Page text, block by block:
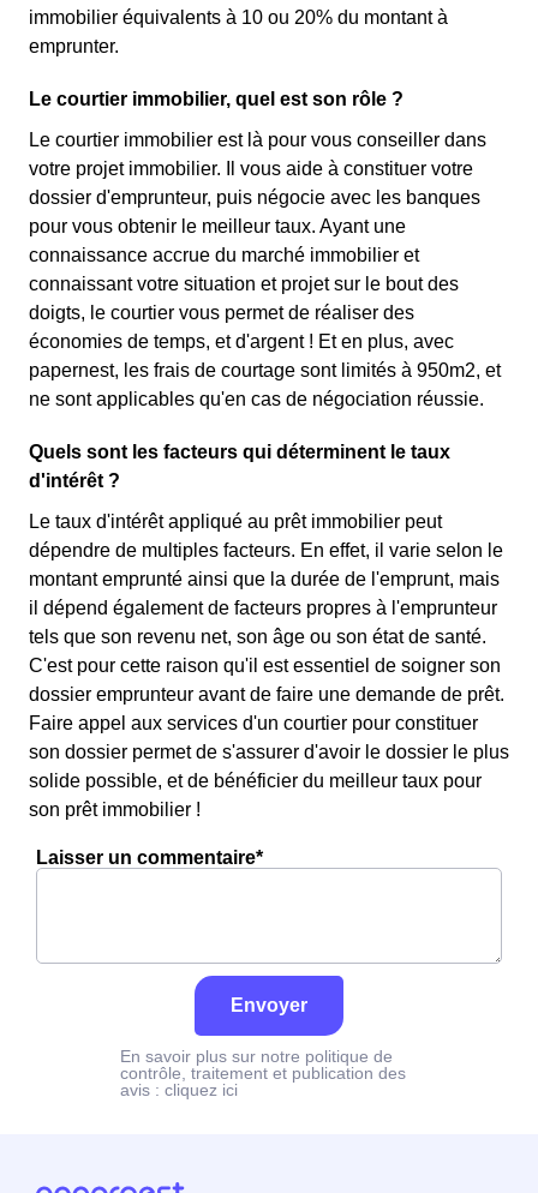
immobilier équivalents à 10 ou 20% du montant à
emprunter.
Le courtier immobilier, quel est son rôle ?
Le courtier immobilier est là pour vous conseiller dans
votre projet immobilier. Il vous aide à constituer votre
dossier d'emprunteur, puis négocie avec les banques
pour vous obtenir le meilleur taux. Ayant une
connaissance accrue du marché immobilier et
connaissant votre situation et projet sur le bout des
doigts, le courtier vous permet de réaliser des
économies de temps, et d'argent ! Et en plus, avec
papernest, les frais de courtage sont limités à 950m2, et
ne sont applicables qu'en cas de négociation réussie.
Quels sont les facteurs qui déterminent le taux
d'intérêt ?
Le taux d'intérêt appliqué au prêt immobilier peut
dépendre de multiples facteurs. En effet, il varie selon le
montant emprunté ainsi que la durée de l'emprunt, mais
il dépend également de facteurs propres à l'emprunteur
tels que son revenu net, son âge ou son état de santé.
C'est pour cette raison qu'il est essentiel de soigner son
dossier emprunteur avant de faire une demande de prêt.
Faire appel aux services d'un courtier pour constituer
son dossier permet de s'assurer d'avoir le dossier le plus
solide possible, et de bénéficier du meilleur taux pour
son prêt immobilier !
Laisser un commentaire*
Envoyer
En savoir plus sur notre politique de
contrôle, traitement et publication des
avis : cliquez ici